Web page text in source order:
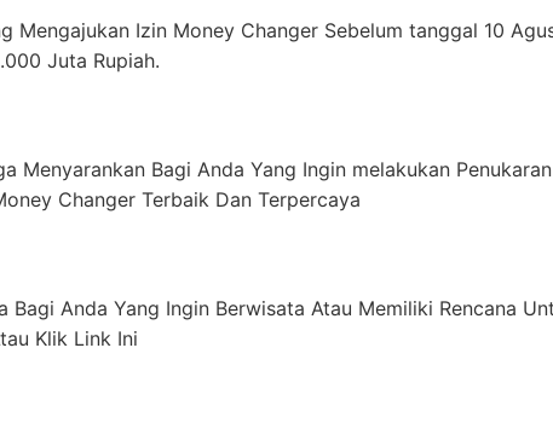
Mengajukan Izin Money Changer Sebelum tanggal 10
Juta Rupiah.
Menyarankan Bagi Anda Yang Ingin melakukan
Changer Terbaik Dan Terpercaya
Bagi Anda Yang Ingin Berwisata Atau Memiliki Rencana
Klik Link Ini